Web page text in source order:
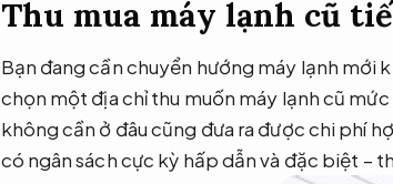
Thu mua máy lạnh cũ
Bạn đang cần chuyển hướng máy lạnh mới
chọn một địa chỉ thu muốn máy lạnh cũ
không cần ở đâu cũng đưa ra được chi phí
có ngân sách cực kỳ hấp dẫn và đặc biệt –